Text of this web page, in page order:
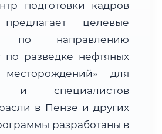
км
ФИС ФРДО
подготовки кадров
целевые
по направлению
по разведке нефтяных
для
и специалистов
в Пензе и других
разработаны в